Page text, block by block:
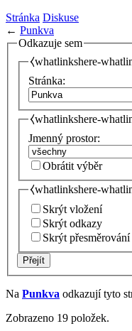
Stránka Diskuse
← Punkva
Odkazuje sem
⧼whatlinkshere-
Stránka:
⧼whatlinkshere-
Jmenný prostor:
Obrátit výběr
⧼whatlinkshere-
Skrýt vložení
Skrýt odkazy
Skrýt přesměrování
Přejít
Na Punkva odkazují tyto
Zobrazeno 19 položek.